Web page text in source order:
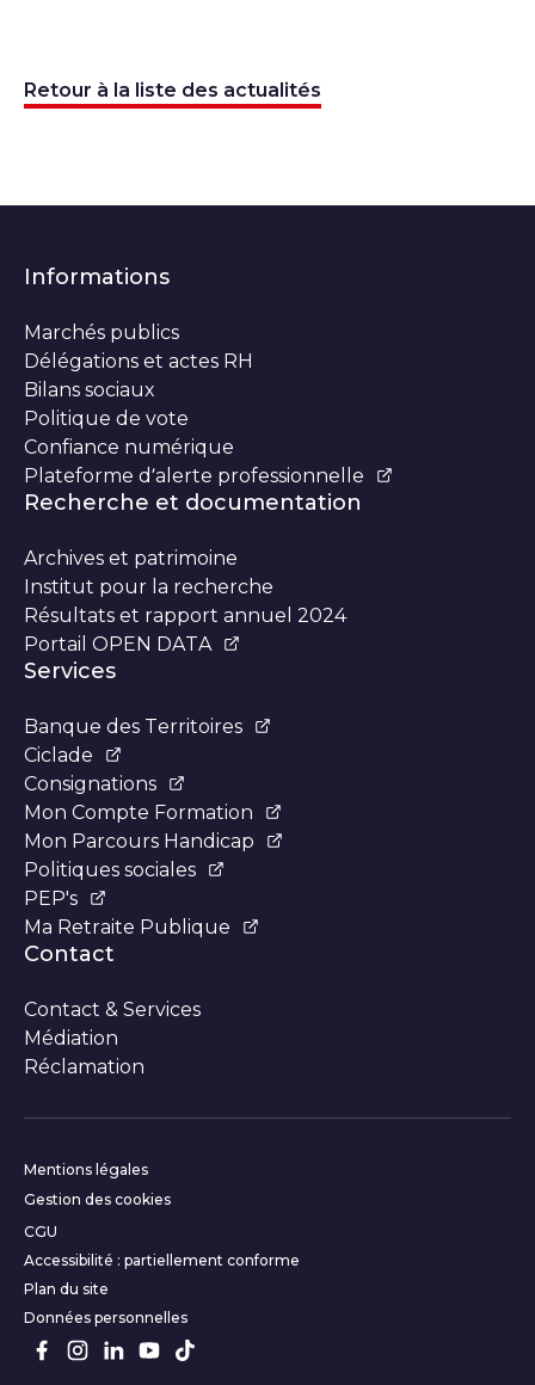
Retour à la liste des actualités
Informations
Marchés publics
Délégations et actes RH
Bilans sociaux
Politique de vote
Confiance numérique
Plateforme d’alerte professionnelle
Recherche et documentation
Archives et patrimoine
Institut pour la recherche
Résultats et rapport annuel 2024
Portail OPEN DATA
Services
Banque des Territoires
Ciclade
Consignations
Mon Compte Formation
Mon Parcours Handicap
Politiques sociales
PEP's
Ma Retraite Publique
Contact
Contact & Services
Médiation
Réclamation
Informations
Mentions légales
Gestion des cookies
CGU
Accessibilité : partiellement conforme
Plan du site
Données personnelles
Suivez-nous sur les réseaux
Facebook
Instagram
LinkedIn
Youtube
TikTok